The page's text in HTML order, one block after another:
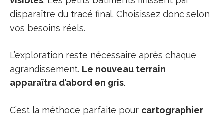
disparaître du tracé final. Choisissez donc selon
vos besoins réels.
L’exploration reste nécessaire après chaque
agrandissement. Le nouveau terrain
apparaîtra d’abord en gris.
C’est la méthode parfaite pour cartographier